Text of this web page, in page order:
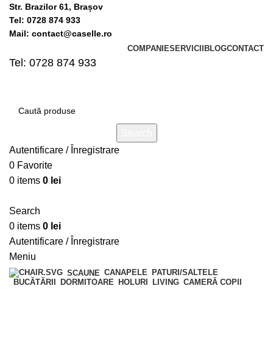
Str. Brazilor 61, Brașov
Tel: 0728 874 933
Mail: contact@caselle.ro
COMPANIESERVICII BLOGCONTACT
Tel: 0728 874 933
Autentificare / Înregistrare
0 Favorite
0 items 0 lei
Search
0 items 0 lei
Autentificare / Înregistrare
Meniu
SCAUNE CANAPELE PATURI/SALTELE
BUCĂTĂRII
DORMITOARE HOLURI LIVING CAMERĂ COPII